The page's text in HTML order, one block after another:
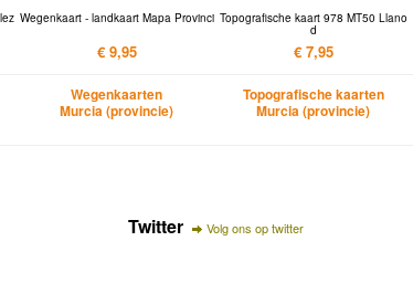
Wegenkaart - landkaart Mapa Provinci
€ 9,95
Wegenkaarten
Murcia (provincie)
Topografische kaart 978 MT50 Llano
d
€ 7,95
Topografische kaarten
Murcia (provincie)
Twitter Volg ons op twitter